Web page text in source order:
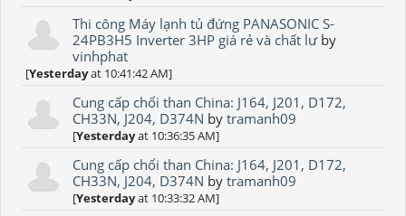
Thi công Máy lạnh tủ đứng PANASONIC S-
24PB3H5 Inverter 3HP giá rẻ và chất lưby
vinhphat
[Yesterdayat 10:41:42 AM]
Cung cấp chổi than China: J164, J201, D172,
CH33N, J204, D374N bytramanh09
[Yesterdayat 10:36:35 AM]
Cung cấp chổi than China: J164, J201, D172,
CH33N, J204, D374N bytramanh09
[Yesterdayat 10:33:32 AM]